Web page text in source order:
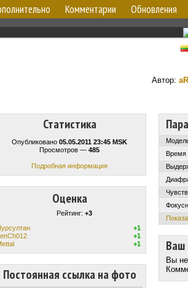
Комментарии Обновления
Автор:
Статистика
Опубликовано 05.05.2011 23:45 MSK
Просмотров — 485
Подробная информация
Оценка
Рейтинг: +3
+1
+1
+1
Постоянная ссылка на фото
Время
Ваш
Вы не